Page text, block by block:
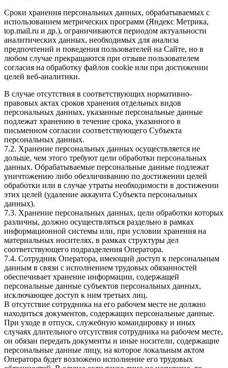
Сроки хранения персональных данных, обрабатываемых с
использованием метрических программ (Яндекс Метрика,
top.mail.ru и др.), ограничиваются периодом актуальности
аналитических данных, необходимых для анализа
предпочтений и поведения пользователей на Сайте, но в
любом случае прекращаются при отзыве пользователем
согласия на обработку файлов cookie или при достижении
целей веб-аналитики.
В случае отсутствия в соответствующих нормативно-
правовых актах сроков хранения отдельных видов
персональных данных, указанные персональные данные
подлежат хранению в течение срока, указанного в
письменном согласии соответствующего Субъекта
персональных данных.
7.2. Хранение персональных данных осуществляется не
дольше, чем этого требуют цели обработки персональных
данных. Обрабатываемые персональные данные подлежат
уничтожению либо обезличиванию по достижении целей
обработки или в случае утраты необходимости в достижении
этих целей (удаление аккаунта Субъекта персональных
данных).
7.3. Хранение персональных данных, цели обработки которых
различны, должно осуществляться раздельно в рамках
информационной системы или, при условии хранения на
материальных носителях, в рамках структуры дел
соответствующего подразделения Оператора.
7.4. Сотрудник Оператора, имеющий доступ к персональным
данным в связи с исполнением трудовых обязанностей
обеспечивает хранение информации, содержащей
персональные данные субъектов персональных данных,
исключающее доступ к ним третьих лиц.
В отсутствие сотрудника на его рабочем месте не должно
находиться документов, содержащих персональные данные.
При уходе в отпуск, служебную командировку и иных
случаях длительного отсутствия сотрудника на рабочем месте,
он обязан передать документы и иные носители, содержащие
персональные данные лицу, на которое локальным актом
Оператора будет возложено исполнение его трудовых